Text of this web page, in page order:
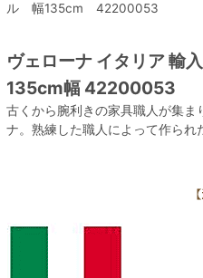
ル 幅135cm 42200053
ヴェローナ イタリア 輸
135cm幅 42200053
古くから腕利きの家具職人が集
ナ。熟練した職人によって作られ